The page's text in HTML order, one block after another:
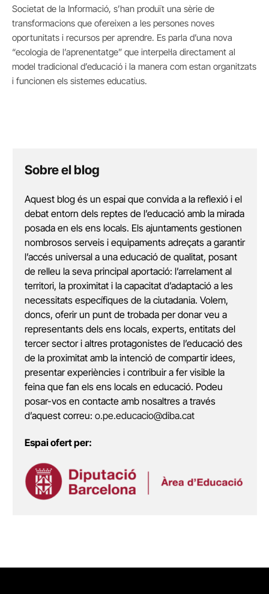
Societat de la Informació, s’han produït una sèrie de
transformacions que ofereixen a les persones noves
oportunitats i recursos per aprendre. Es parla d’una nova
“ecologia de l’aprenentatge” que interpel·la directament al
model tradicional d’educació i la manera com estan organitzats
i funcionen els sistemes educatius.
Sobre el blog
Aquest blog és un espai que convida a la reflexió i el
debat entorn dels reptes de l’educació amb la mirada
posada en els ens locals. Els ajuntaments gestionen
nombrosos serveis i equipaments adreçats a garantir
l’accés universal a una educació de qualitat, posant
de relleu la seva principal aportació: l’arrelament al
territori, la proximitat i la capacitat d’adaptació a les
necessitats específiques de la ciutadania. Volem,
doncs, oferir un punt de trobada per donar veu a
representants dels ens locals, experts, entitats del
tercer sector i altres protagonistes de l’educació des
de la proximitat amb la intenció de compartir idees,
presentar experiències i contribuir a fer visible la
feina que fan els ens locals en educació. Podeu
posar-vos en contacte amb nosaltres a través
d’aquest correu: o.pe.educacio@diba.cat
Espai ofert per: